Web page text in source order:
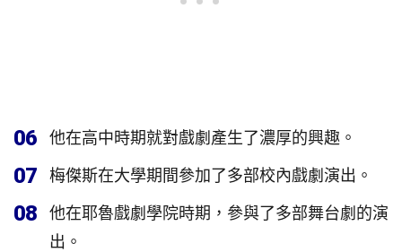
06 他在高中時期就對戲劇產生了濃厚的興趣。
07 梅傑斯在大學期間參加了多部校內戲劇演出。
08
他在耶魯戲劇學院時期，參與了多部舞台劇的演
出。